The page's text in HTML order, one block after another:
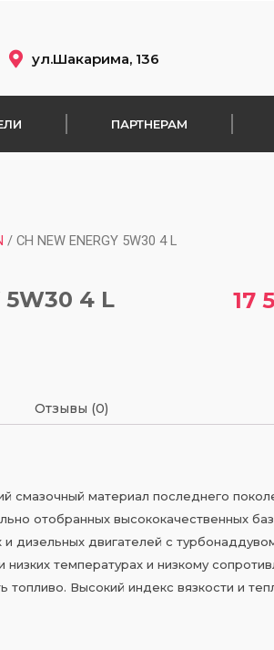
ул.Шакарима, 136
ПАРТНЕРАМ
/ CH NEW ENERGY 5W30 4 L
5W30 4 L 17
Отзывы (0)
смазочный материал последнего
отобранных высококачественных
и дизельных двигателей с
низких температурах и низкому
топливо. Высокий индекс вязкости и